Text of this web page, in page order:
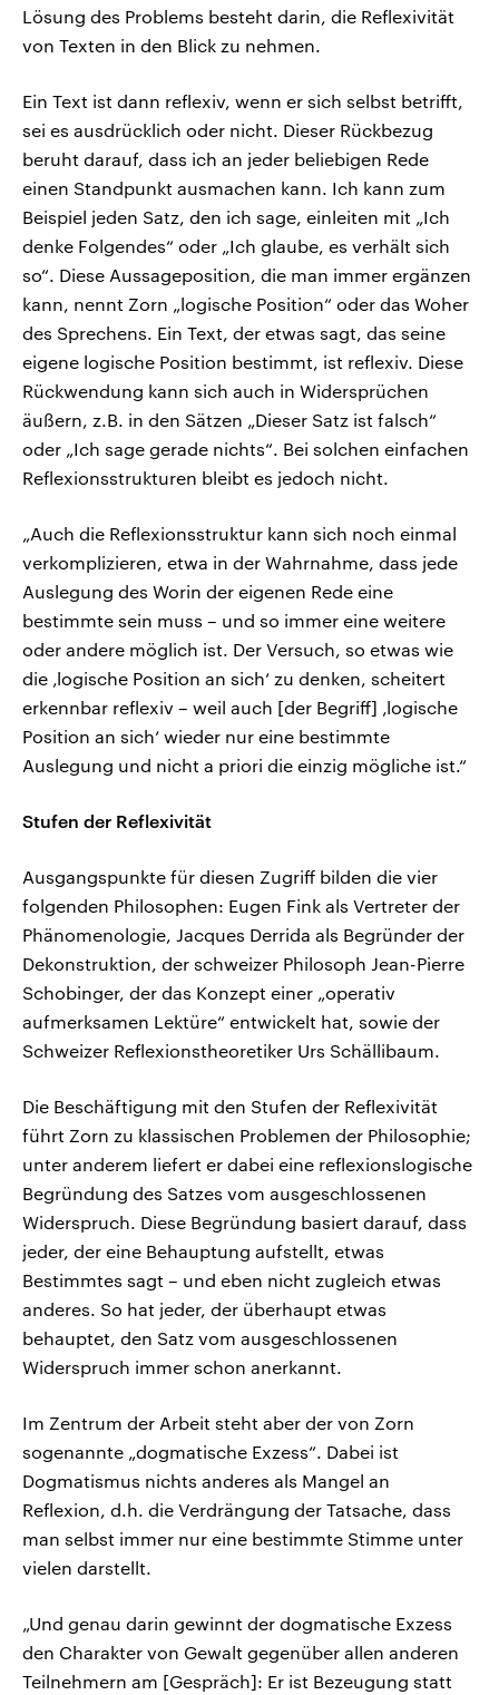
Lösung des Problems besteht darin, die Reflexivität
von Texten in den Blick zu nehmen.
Ein Text ist dann reflexiv, wenn er sich selbst betrifft,
sei es ausdrücklich oder nicht. Dieser Rückbezug
beruht darauf, dass ich an jeder beliebigen Rede
einen Standpunkt ausmachen kann. Ich kann zum
Beispiel jeden Satz, den ich sage, einleiten mit „Ich
denke Folgendes“ oder „Ich glaube, es verhält sich
so“. Diese Aussageposition, die man immer ergänzen
kann, nennt Zorn „logische Position“ oder das Woher
des Sprechens. Ein Text, der etwas sagt, das seine
eigene logische Position bestimmt, ist reflexiv. Diese
Rückwendung kann sich auch in Widersprüchen
äußern, z.B. in den Sätzen „Dieser Satz ist falsch“
oder „Ich sage gerade nichts“. Bei solchen einfachen
Reflexionsstrukturen bleibt es jedoch nicht.
„Auch die Reflexionsstruktur kann sich noch einmal
verkomplizieren, etwa in der Wahrnahme, dass jede
Auslegung des Worin der eigenen Rede eine
bestimmte sein muss – und so immer eine weitere
oder andere möglich ist. Der Versuch, so etwas wie
die ‚logische Position an sich‘ zu denken, scheitert
erkennbar reflexiv – weil auch [der Begriff] ‚logische
Position an sich‘ wieder nur eine bestimmte
Auslegung und nicht a priori die einzig mögliche ist.“
Stufen der Reflexivität
Ausgangspunkte für diesen Zugriff bilden die vier
folgenden Philosophen: Eugen Fink als Vertreter der
Phänomenologie, Jacques Derrida als Begründer der
Dekonstruktion, der schweizer Philosoph Jean-Pierre
Schobinger, der das Konzept einer „operativ
aufmerksamen Lektüre“ entwickelt hat, sowie der
Schweizer Reflexionstheoretiker Urs Schällibaum.
Die Beschäftigung mit den Stufen der Reflexivität
führt Zorn zu klassischen Problemen der Philosophie;
unter anderem liefert er dabei eine reflexionslogische
Begründung des Satzes vom ausgeschlossenen
Widerspruch. Diese Begründung basiert darauf, dass
jeder, der eine Behauptung aufstellt, etwas
Bestimmtes sagt – und eben nicht zugleich etwas
anderes. So hat jeder, der überhaupt etwas
behauptet, den Satz vom ausgeschlossenen
Widerspruch immer schon anerkannt.
Im Zentrum der Arbeit steht aber der von Zorn
sogenannte „dogmatische Exzess“. Dabei ist
Dogmatismus nichts anderes als Mangel an
Reflexion, d.h. die Verdrängung der Tatsache, dass
man selbst immer nur eine bestimmte Stimme unter
vielen darstellt.
„Und genau darin gewinnt der dogmatische Exzess
den Charakter von Gewalt gegenüber allen anderen
Teilnehmern am [Gespräch]: Er ist Bezeugung statt